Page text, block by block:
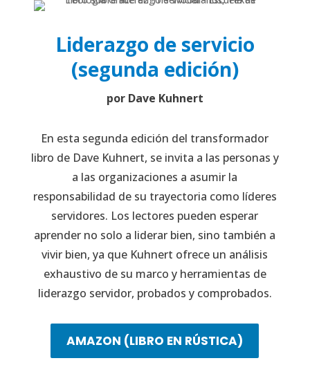
Liderazgo de servicio
(segunda edición)
por Dave Kuhnert
En esta segunda edición del transformador
libro de Dave Kuhnert, se invita a las personas y
a las organizaciones a asumir la
responsabilidad de su trayectoria como líderes
servidores. Los lectores pueden esperar
aprender no solo a liderar bien, sino también a
vivir bien, ya que Kuhnert ofrece un análisis
exhaustivo de su marco y herramientas de
liderazgo servidor, probados y comprobados.
AMAZON (LIBRO EN RÚSTICA)